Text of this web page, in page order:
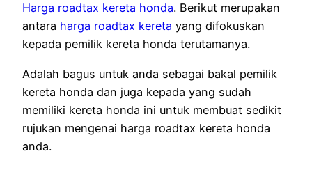
Harga roadtax kereta honda. Berikut merupakan
antara harga roadtax kereta yang difokuskan
kepada pemilik kereta honda terutamanya.
Adalah bagus untuk anda sebagai bakal pemilik
kereta honda dan juga kepada yang sudah
memiliki kereta honda ini untuk membuat sedikit
rujukan mengenai harga roadtax kereta honda
anda.